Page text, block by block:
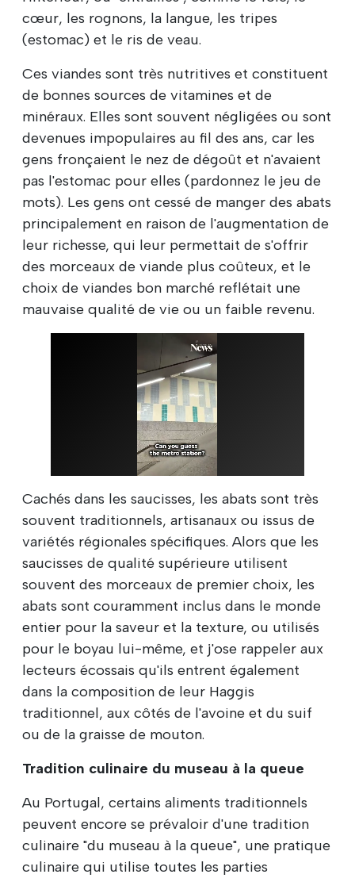
cœur, les rognons, la langue, les tripes
(estomac) et le ris de veau.
Ces viandes sont très nutritives et constituent
de bonnes sources de vitamines et de
minéraux. Elles sont souvent négligées ou sont
devenues impopulaires au fil des ans, car les
gens fronçaient le nez de dégoût et n'avaient
pas l'estomac pour elles (pardonnez le jeu de
mots). Les gens ont cessé de manger des abats
principalement en raison de l'augmentation de
leur richesse, qui leur permettait de s'offrir
des morceaux de viande plus coûteux, et le
choix de viandes bon marché reflétait une
mauvaise qualité de vie ou un faible revenu.
Cachés dans les saucisses, les abats sont très
souvent traditionnels, artisanaux ou issus de
variétés régionales spécifiques. Alors que les
saucisses de qualité supérieure utilisent
souvent des morceaux de premier choix, les
abats sont couramment inclus dans le monde
entier pour la saveur et la texture, ou utilisés
pour le boyau lui-même, et j'ose rappeler aux
lecteurs écossais qu'ils entrent également
dans la composition de leur Haggis
traditionnel, aux côtés de l'avoine et du suif
ou de la graisse de mouton.
Tradition culinaire du museau à la queue
Au Portugal, certains aliments traditionnels
peuvent encore se prévaloir d'une tradition
culinaire "du museau à la queue", une pratique
culinaire qui utilise toutes les parties